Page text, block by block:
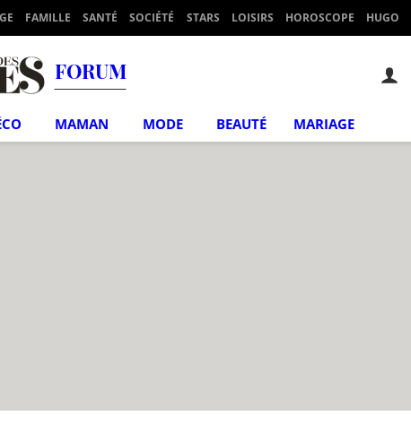
FAMILLE SANTÉ SOCIÉTÉ STARS LOISIRS HOROSCOPE HUGO
FORUM
MAMAN MODE BEAUTÉ MARIAGE